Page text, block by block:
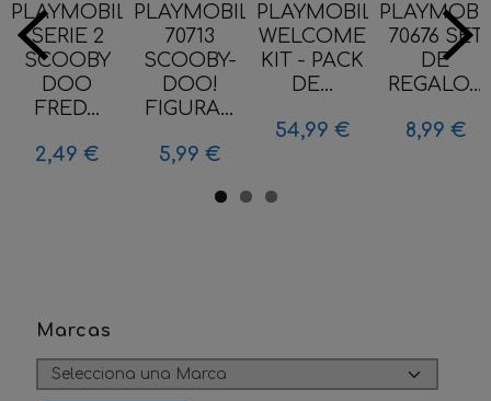
Marcas
PLAYMOBIL
SERIE 2
SCOOBY
DOO
FRED...
2,49 €
PLAYMOBIL
70713
SCOOBY-
DOO!
FIGURA...
5,99 €
PLAYMOBIL
WELCOME
KIT - PACK
DE...
54,99 €
70676 SET
DE
REGALO...
8,99 €